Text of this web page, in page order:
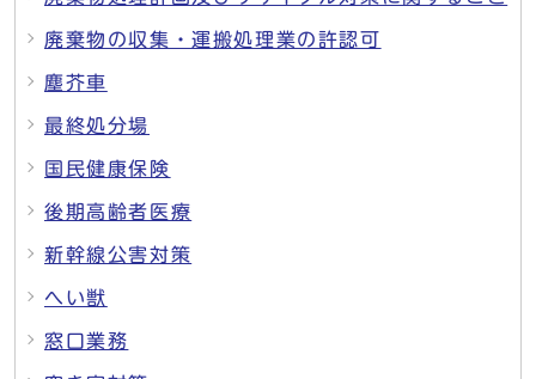
廃棄物の収集・運搬処理業の許認可
塵芥車
最終処分場
国民健康保険
後期高齢者医療
新幹線公害対策
へい獣
窓口業務